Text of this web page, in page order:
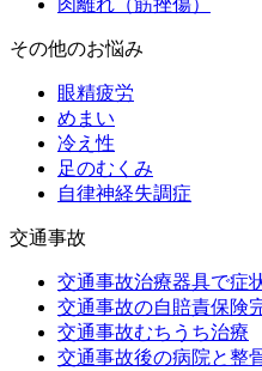
肉離れ（筋挫傷）
その他のお悩み
眼精疲労
めまい
冷え性
足のむくみ
自律神経失調症
交通事故
交通事故治療器具で症
交通事故の自賠責保険
交通事故むちうち治療
交通事故後の病院と整